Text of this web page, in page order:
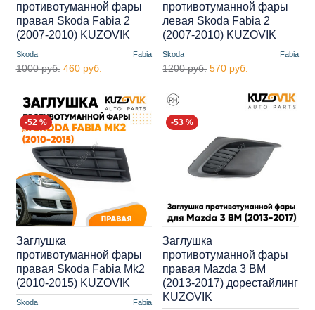
Skoda Fabia
противотуманной фары
правая Skoda Fabia 2
(2007-2010) KUZOVIK
1000 руб. 460 руб.
Skoda Fabia
противотуманной фары
левая Skoda Fabia 2
(2007-2010) KUZOVIK
1200 руб. 570 руб.
-52 %
Skoda Fabia
Заглушка
противотуманной фары
правая Skoda Fabia Mk2
(2010-2015) KUZOVIK
-53 %
Заглушка
противотуманной фары
правая Mazda 3 BM
(2013-2017) дорестайлинг
KUZOVIK